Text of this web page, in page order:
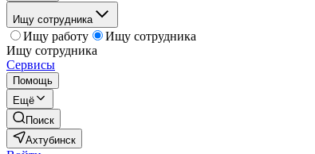
Ищу сотрудника
Ищу работу
Ищу сотрудника
Ищу сотрудника
Сервисы
Помощь
Ещё
Поиск
Ахтубинск